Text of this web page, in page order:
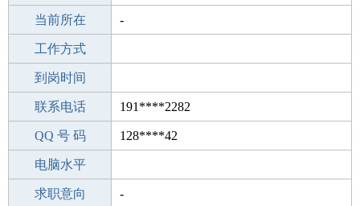
所学专业 -
当前所在 -
工作经验
工作方式
驾 照
到岗时间
期望月薪
联系电话 191****2282
手机号码 191****2282
QQ 号 码 128****42
微信号码
电脑水平
外语水平
求职意向 -